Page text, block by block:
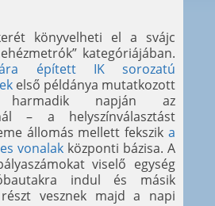
könyvelheti el a svájc
kategóriájában.
épített IK sorozatú
első példánya mutatkozott
napján az
– a helyszínválasztást
állomás mellett fekszik a
vonalak központi bázisa. A
viselő egység
indul és másik
vesznek majd a napi